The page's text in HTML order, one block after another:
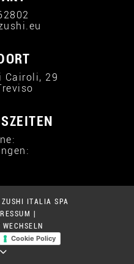
Cairoli, 29
ITALIA SPA
Cookie Policy